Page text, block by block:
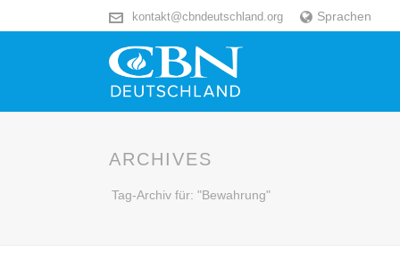
kontakt@cbndeutschland.org Sprachen
ARCHIVES
Tag-Archiv für: "Bewahrung"